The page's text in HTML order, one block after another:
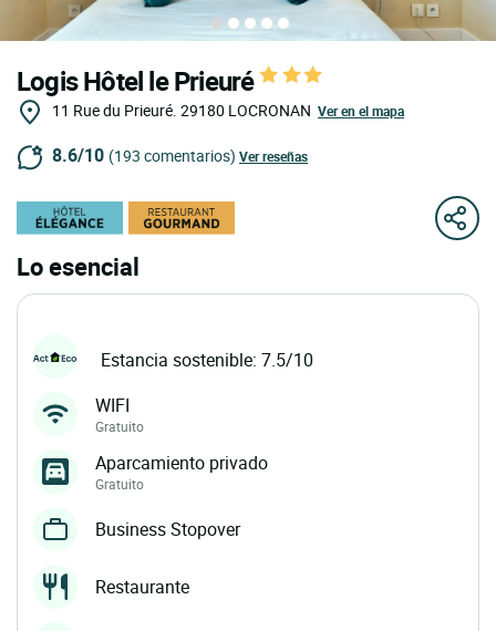
Logis Hôtel le Prieuré
11 Rue du Prieuré. 29180 LOCRONAN Ver en el mapa
8.6/10 (193 comentarios) Ver reseñas
Lo esencial
Estancia sostenible: 7.5/10
WIFI
Gratuito
Aparcamiento privado
Gratuito
Business Stopover
Restaurante